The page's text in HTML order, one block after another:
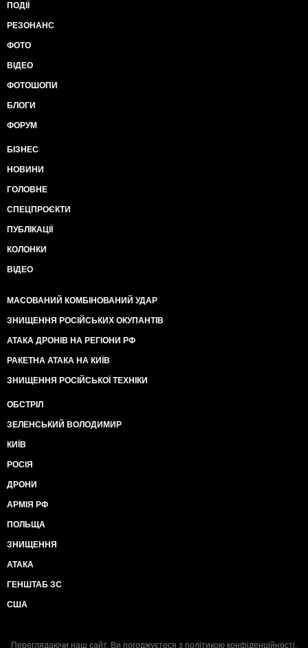
ПОДІЇ
РЕЗОНАНС
ФОТО
ВІДЕО
ФОТОШОПИ
БЛОГИ
ФОРУМ
БІЗНЕС
НОВИНИ
ГОЛОВНЕ
СПЕЦПРОЄКТИ
ПУБЛІКАЦІЇ
КОЛОНКИ
ВІДЕО
МАСОВАНИЙ КОМБІНОВАНИЙ УДАР
ЗНИЩЕННЯ РОСІЙСЬКИХ ОКУПАНТІВ
АТАКА ДРОНІВ НА РЕГІОНИ РФ
РАКЕТНА АТАКА НА КИЇВ
ЗНИЩЕННЯ РОСІЙСЬКОЇ ТЕХНІКИ
ОБСТРІЛ
ЗЕЛЕНСЬКИЙ ВОЛОДИМИР
КИЇВ
РОСІЯ
ДРОНИ
АРМІЯ РФ
ПОЛЬЩА
ЗНИЩЕННЯ
АТАКА
ГЕНШТАБ ЗС
США
Переглядаючи наш сайт, Ви погоджуєтеся з політикою конфіденційності.